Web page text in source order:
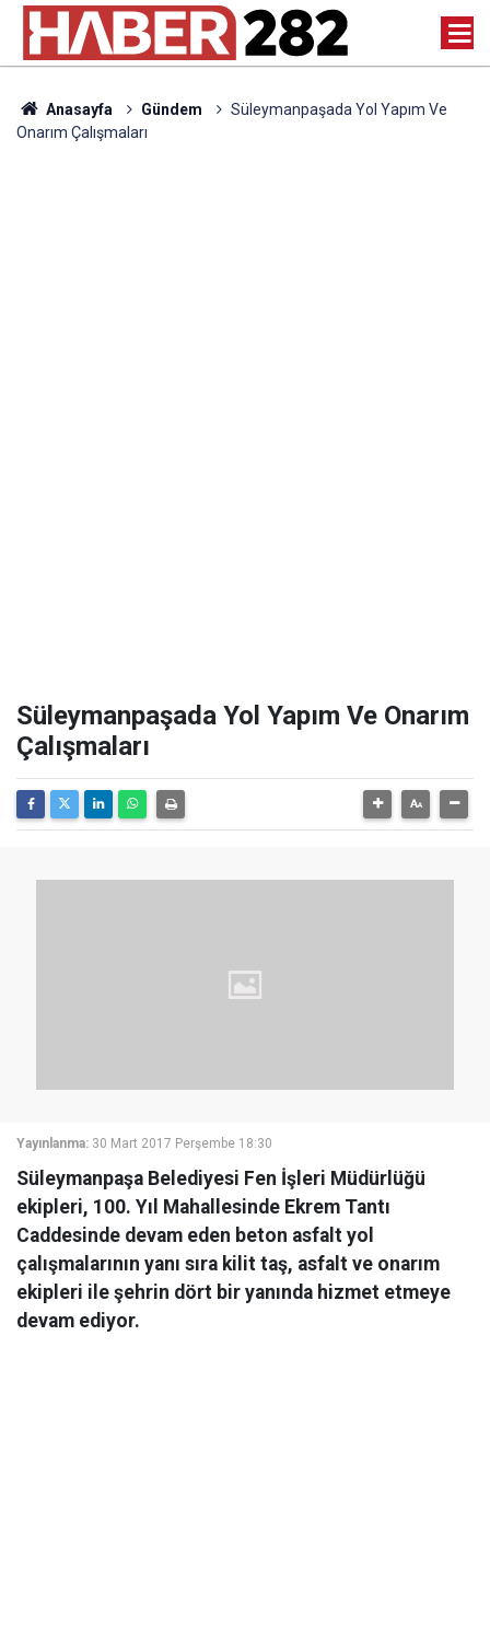
Anasayfa Gündem
Süleymanpaşada Yol Yapım Ve
Onarım Çalışmaları
Süleymanpaşada Yol Yapım Ve Onarım
Çalışmaları
Yayınlanma: 30 Mart 2017 Perşembe 18:30
Süleymanpaşa Belediyesi Fen İşleri Müdürlüğü
ekipleri, 100. Yıl Mahallesinde Ekrem Tantı
Caddesinde devam eden beton asfalt yol
çalışmalarının yanı sıra kilit taş, asfalt ve onarım
ekipleri ile şehrin dört bir yanında hizmet etmeye
devam ediyor.